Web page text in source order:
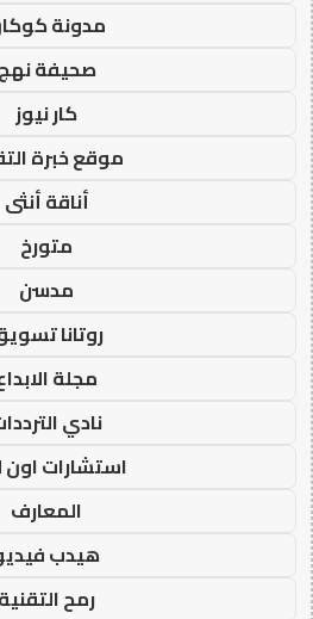
مدونة
صحيفة نهج
كار نيوز
موقع خبرة
أناقة أنثى
متورخ
مدسن
روتانا
مجلة
نادي
استشارات اون
المعارف
هيدب
رمح التقنية